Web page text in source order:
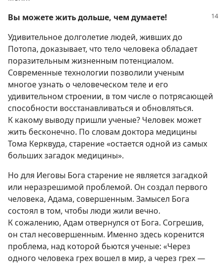
Вы можете жить дольше, чем думаете!
Удивительное долголетие людей, живших до
Потопа, доказывает, что тело человека обладает
поразительным жизненным потенциалом.
Современные технологии позволили ученым
многое узнать о человеческом теле и его
удивительном строении, в том числе о потрясающей
способности восстанавливаться и обновляться.
К какому выводу пришли ученые? Человек может
жить бесконечно. По словам доктора медицины
Тома Керквуда, старение «остается одной из самых
больших загадок медицины».
Но для Иеговы Бога старение не является загадкой
или неразрешимой проблемой. Он создал первого
человека, Адама, совершенным. Замысел Бога
состоял в том, чтобы люди жили вечно.
К сожалению, Адам отвернулся от Бога. Согрешив,
он стал несовершенным. Именно здесь коренится
проблема, над которой бьются ученые: «Через
одного человека грех вошел в мир, а через грех —